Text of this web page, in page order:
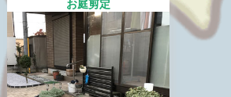
お庭剪定